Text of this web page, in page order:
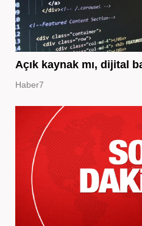
Açık kaynak mı, dijital
Haber7